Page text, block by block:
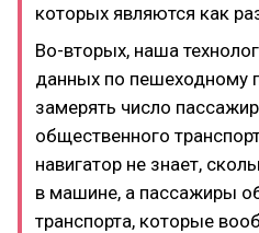
которых являются как
Во-вторых, наша
данных по пешеходному
замерять число
общественного
навигатор не знает,
в машине, а пассажиры
транспорта, которые